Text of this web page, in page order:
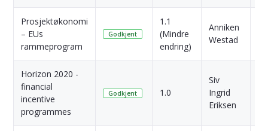
Prosjektøkonomi
– EUs
rammeprogram
Godkjent
1.1
(Mindre
endring)
Anniken
Westad
Horizon 2020 -
financial
incentive
programmes
Godkjent 1.0
Siv
Ingrid
Eriksen